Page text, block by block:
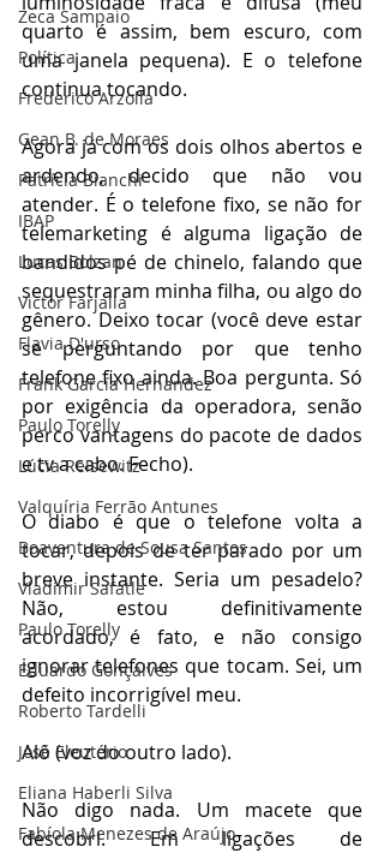
Zeca Sampaio
Política
Frederico Arzolla
Gean B. de Moraes
Patrícia Bianchi
IBAP
Lucas Bolzan
Victor Farjalla
Flavia D'urso
Frank García Hernandez
Paulo Torelly
Lúcia Reisewitz
Valquíria Ferrão Antunes
Boaventura de Sousa Santos
Vladimir Safatle
Paulo Torelly
Eduardo Gonçalves
Roberto Tardelli
José Eleutério
Eliana Haberli Silva
Fabíola Menezes de Araújo
quarto é assim, bem escuro, com
uma janela pequena). E o telefone
continua tocando.
Agora já com os dois olhos abertos e
ardendo, decido que não vou
atender. É o telefone fixo, se não for
telemarketing é alguma ligação de
bandidos pé de chinelo, falando que
sequestraram minha filha, ou algo do
gênero. Deixo tocar (você deve estar
se perguntando por que tenho
telefone fixo ainda. Boa pergunta. Só
por exigência da operadora, senão
perco vantagens do pacote de dados
e tv a cabo. Fecho).
O diabo é que o telefone volta a
tocar, depois de ter parado por um
breve instante. Seria um pesadelo?
Não, estou definitivamente
acordado, é fato, e não consigo
ignorar telefones que tocam. Sei, um
defeito incorrigível meu.
Alô (voz do outro lado).
Não digo nada. Um macete que
descobri. Em ligações de